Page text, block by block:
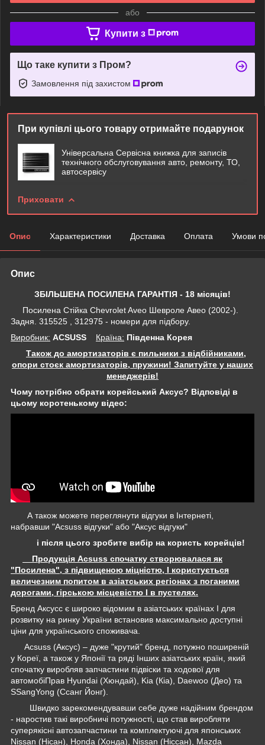
або
Купити з
Що таке купити з Пром?
Замовлення під захистом
При купівлі цього товару отримайте подарунок
Універсальна Сервісна книжка для записів
технічного обслуговування авто, ремонту, ТО,
автосервісу
Приховати
Опис Характеристики Доставка Оплата Умови
Опис
ЗБІЛЬШЕНА ПОСИЛЕНА ГАРАНТІЯ - 18 місяців!
Посилена Стійка Chevrolet Aveo Шевроле Авео (2002-).
Задня. 315525 , 312975 - номери для підбору.
Виробник: ACSUSS Крaїна: Південна Корея
Також до амортизаторів є пильники з відбійниками,
опори стоєк амортизаторів, пружини! Запитуйте у наших
менеджерів!
Чому потрібно обрати корейський Аксус? Відповіді в
цьому коротенькому відео:
А також можете переглянути відгуки в Інтернеті,
набравши "Acsuss відгуки" або "Аксус відгуки"
і після цього зробите вибір на користь корейців!
Продукція Acsuss спочатку створювалася як
"Посилена", з підвищеною міцністю, І користується
величезним попитом в азіатських регіонах з поганими
дорогами, гірською місцевістю І в пустелях.
Бренд Аксусс є широко відомим в азіатських країнах І для
розвитку на ринку України встановив максимально доступні
ціни для українського споживача.
Acsuss (Аксус) – дуже "крутий" бренд, потужно поширеній
у Кореї, а також у Японії та ряді Інших азіатських країн, який
спочатку виробляв запчастини підвіски та ходової для
автомобіПрав Hyundai (Хюндай), Kia (Кіа), Daewoo (Део) та
SSangYong (Ссанг Йонг).
Швидко зарекомендувавши себе дуже надійним брендом
- наростив такі виробничі потужності, що став виробляти
суперякісні автозапчастини та комплектуючі для японських
Nissan (Нісан), Honda (Хонда), Nissan (Ніссан), Mazda